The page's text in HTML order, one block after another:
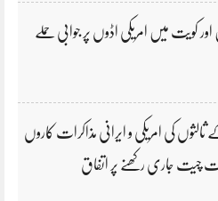
کویت میں امریکی اڈوں پر جوابی حملے
ثالثوں کی امریکی و ایرانی مذاکرات کاروں
چیت جاری رکھنے پر اتفاق